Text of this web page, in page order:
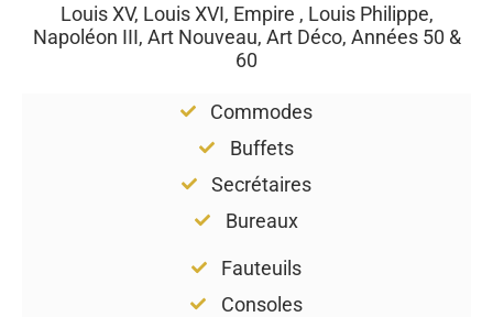
Louis XV, Louis XVI, Empire , Louis Philippe,
Napoléon III, Art Nouveau, Art Déco, Années 50 &
60
Commodes
Buffets
Secrétaires
Bureaux
Fauteuils
Consoles